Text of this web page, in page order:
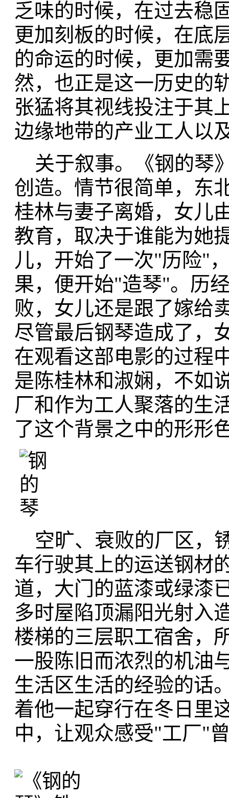
乏味的时候，在过去稳
更加刻板的时候，在底
的命运的时候，更加需
然，也正是这一历史的
张猛将其视线投注于其
边缘地带的产业工人以
关于叙事。《钢的琴
创造。情节很简单，东
桂林与妻子离婚，女儿
教育，取决于谁能为她
儿，开始了一次"历险"
果，便开始"造琴"。历
败，女儿还是跟了嫁给
尽管最后钢琴造成了，
在观看这部电影的过程
是陈桂林和淑娴，不如
厂和作为工人聚落的生
了这个背景之中的形形
空旷、衰败的厂区，
车行驶其上的运送钢材
道，大门的蓝漆或绿漆
多时屋陷顶漏阳光射入
楼梯的三层职工宿舍，
一股陈旧而浓烈的机油
生活区生活的经验的话
着他一起穿行在冬日里
中，让观众感受"工厂"